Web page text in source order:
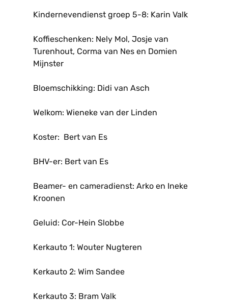
Kindernevendienst groep 5-8: Karin Valk
Koffieschenken: Nely Mol, Josje van
Turenhout, Corma van Nes en Domien
Mijnster
Bloemschikking: Didi van Asch
Welkom: Wieneke van der Linden
Koster: Bert van Es
BHV-er: Bert van Es
Beamer- en cameradienst: Arko en Ineke
Kroonen
Geluid: Cor-Hein Slobbe
Kerkauto 1: Wouter Nugteren
Kerkauto 2: Wim Sandee
Kerkauto 3: Bram Valk